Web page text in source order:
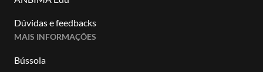
Dúvidas e feedbacks
MAIS INFORMAÇÕES
Bússola